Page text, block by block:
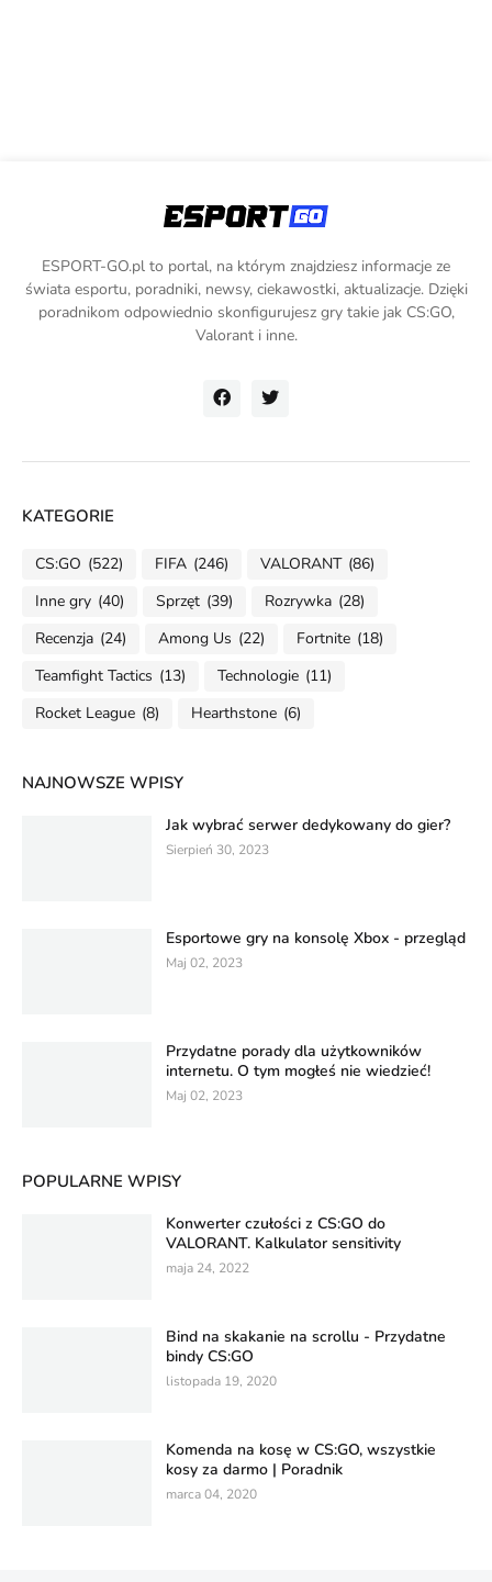
ESPORT-GO.pl to portal, na którym znajdziesz informacje ze
świata esportu, poradniki, newsy, ciekawostki, aktualizacje. Dzięki
poradnikom odpowiednio skonfigurujesz gry takie jak CS:GO,
Valorant i inne.
KATEGORIE
CS:GO (522) FIFA (246) VALORANT (86)
Inne gry (40) Sprzęt (39) Rozrywka (28)
Recenzja (24) Among Us (22) Fortnite (18)
Teamfight Tactics (13) Technologie (11)
Rocket League (8) Hearthstone (6)
NAJNOWSZE WPISY
Jak wybrać serwer dedykowany do gier?
Sierpień 30, 2023
Esportowe gry na konsolę Xbox - przegląd
Maj 02, 2023
Przydatne porady dla użytkowników
internetu. O tym mogłeś nie wiedzieć!
Maj 02, 2023
POPULARNE WPISY
Konwerter czułości z CS:GO do
VALORANT. Kalkulator sensitivity
maja 24, 2022
Bind na skakanie na scrollu - Przydatne
bindy CS:GO
listopada 19, 2020
Komenda na kosę w CS:GO, wszystkie
kosy za darmo | Poradnik
marca 04, 2020